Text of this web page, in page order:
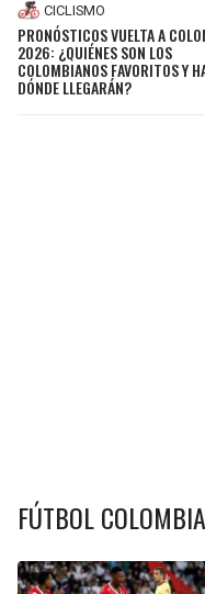
CICLISMO
PRONÓSTICOS VUELTA A
2026: ¿QUIÉNES SON LOS
COLOMBIANOS FAVORITOS Y
DÓNDE LLEGARÁN?
FÚTBOL